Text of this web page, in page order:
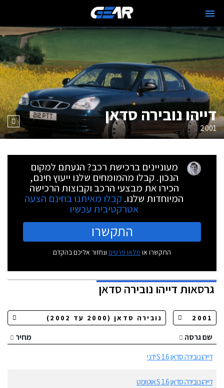
דייהו נובירה סדאן
2001
מעוניינים ברכישת רכב? הגעתם למקום
הנכון. קבלו מהמומחים שלנו ייעוץ חינם,
הכירו את מבצעי הרכב וקבוצות הרכישה
המיוחדות שלנו. קבלו מאיתנו בחינם הצעה
אטרקטיבית עכשיו
התקשרו
התקשרו או מלאו פרטים ונחזור אליכם בהקדם
גרסאותדייהו נובירה סדאן
שם גרסה
מחיר
דייהו נובירה סדאן 1.6 S ידני
דייהו נובירה סדאן 1.6 S אוטומט